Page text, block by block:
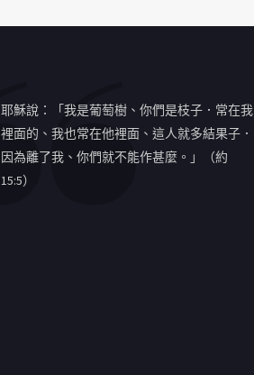
耶穌說：「我是葡萄樹、你們是枝子．常在我
裡面的、我也常在他裡面、這人就多結果子．
因為離了我、你們就不能作甚麼。」（約
15:5）